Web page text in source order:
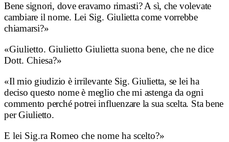
Bene signori, dove eravamo rimasti? A sì, che volevate
cambiare il nome. Lei Sig. Giulietta come vorrebbe
chiamarsi?»
«Giulietto. Giulietto Giulietta suona bene, che ne dice
Dott. Chiesa?»
«Il mio giudizio è irrilevante Sig. Giulietta, se lei ha
deciso questo nome è meglio che mi astenga da ogni
commento perché potrei influenzare la sua scelta. Sta bene
per Giulietto.
E lei Sig.ra Romeo che nome ha scelto?»